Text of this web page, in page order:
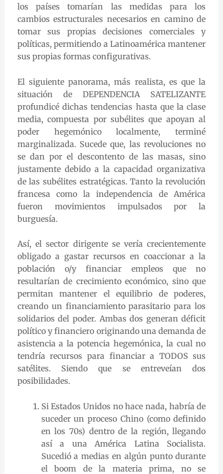
los países tomarían las medidas para los
cambios estructurales necesarios en camino de
tomar sus propias decisiones comerciales y
políticas, permitiendo a Latinoamérica mantener
sus propias formas configurativas.
El siguiente panorama, más realista, es que la
situación de DEPENDENCIA SATELIZANTE
profundicé dichas tendencias hasta que la clase
media, compuesta por subélites que apoyan al
poder hegemónico localmente, terminé
marginalizada. Sucede que, las revoluciones no
se dan por el descontento de las masas, sino
justamente debido a la capacidad organizativa
de las subélites estratégicas. Tanto la revolución
francesa como la independencia de América
fueron movimientos impulsados por la
burguesía.
Así, el sector dirigente se vería crecientemente
obligado a gastar recursos en coaccionar a la
población o/y financiar empleos que no
resultarían de crecimiento económico, sino que
permitan mantener el equilibrio de poderes,
creando un financiamiento parasitario para los
solidarios del poder. Ambas dos generan déficit
político y financiero originando una demanda de
asistencia a la potencia hegemónica, la cual no
tendría recursos para financiar a TODOS sus
satélites. Siendo que se entreveían dos
posibilidades.
Si Estados Unidos no hace nada, habría de
suceder un proceso Chino (como definido
en los 70s) dentro de la región, llegando
así a una América Latina Socialista.
Sucedió a medias en algún punto durante
el boom de la materia prima, no se